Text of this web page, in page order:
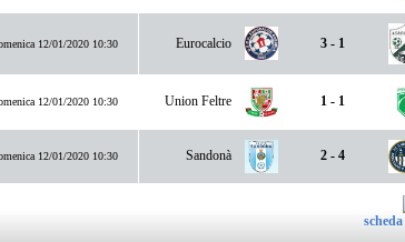
12/01/2020 10:30 Eurocalcio 3 - 1
12/01/2020 10:30 Union Feltre 1 - 1
12/01/2020 10:30 Sandonà 2 - 4
scheda